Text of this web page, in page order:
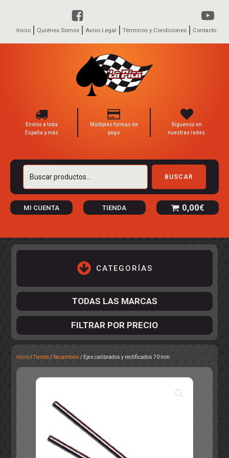
Inicio Quiénes Somos Aviso Legal Términos y Condiciones Contacto
Envíos a toda
España y más
Múltiples formas de
pago
Síguenos en
nuestras redes
Buscar
BUSCAR
MI CUENTA TIENDA 0,00€
CATEGORÍAS
OTROS
RALLY
TODAS LAS MARCAS
FILTRAR POR PRECIO
Inicio/Tienda / Recambios / Ejes calibrados y rectificados 70 mm.